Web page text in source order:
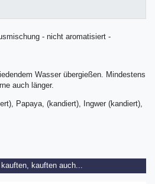
- nicht aromatisiert -
Wasser übergießen. Mindestens
auch länger.
Papaya, (kandiert), Ingwer (kandiert),
kauften auch...